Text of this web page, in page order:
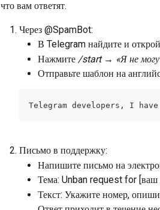
что вам ответят.
Через @SpamBot:
В Telegram найдите и
Нажмите /start → «Я не
Отправьте шаблон на
Telegram developers, I
Письмо в поддержку:
Напишите письмо на
Тема: Unban request for [ваш
Текст: Укажите номер,